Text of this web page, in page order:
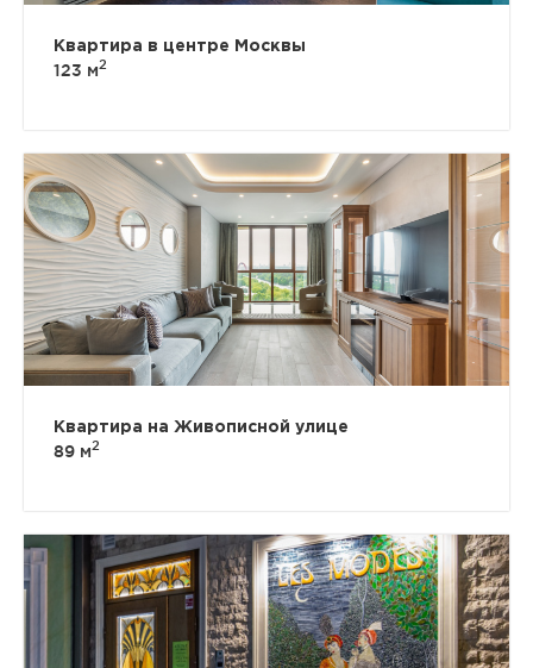
Квартира в центре Москвы
123 м2
Квартира на Живописной улице
89 м2